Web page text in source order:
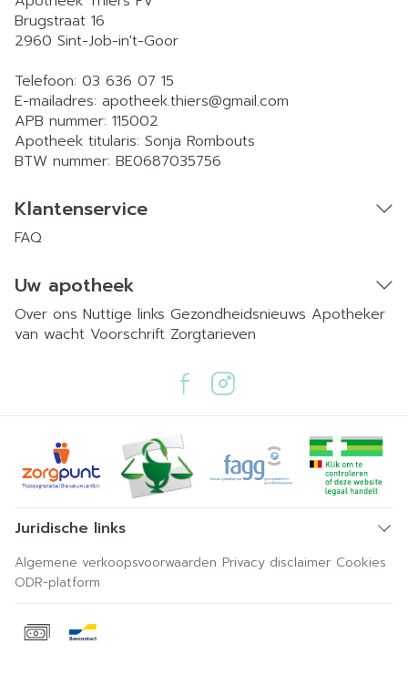
Brugstraat 16
2960 Sint-Job-in't-Goor
Telefoon: 03 636 07 15
E-mailadres: apotheek.thiers@gmail.com
APB nummer: 115002
Apotheek titularis: Sonja Rombouts
BTW nummer: BE0687035756
Klantenservice
FAQ
Uw apotheek
Over ons Nuttige links Gezondheidsnieuws Apotheker
van wacht Voorschrift Zorgtarieven
Juridische links
Algemene verkoopsvoorwaarden Privacy disclaimer Cookies
ODR-platform